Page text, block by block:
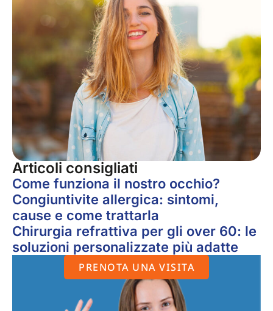
Articoli consigliati
Come funziona il nostro occhio?
Congiuntivite allergica: sintomi,
cause e come trattarla
Chirurgia refrattiva per gli over 60: le
soluzioni personalizzate più adatte
PRENOTA UNA VISITA